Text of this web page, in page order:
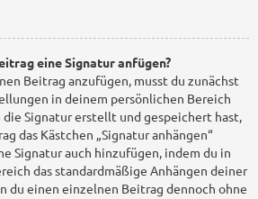
eine Signatur anfügen?
Beitrag anzufügen, musst du zunächst
in deinem persönlichen Bereich
Signatur erstellt und gespeichert hast,
das Kästchen „Signatur anhängen“
Signatur auch hinzufügen, indem du in
das standardmäßige Anhängen deiner
du einen einzelnen Beitrag dennoch ohne